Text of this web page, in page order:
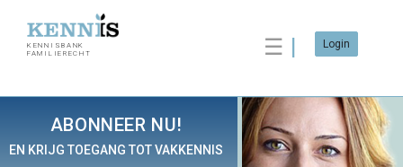
KENNISBANK
FAMILIERECHT
☰ Login
ABONNEER NU!
EN KRIJG TOEGANG TOT VAKKENNIS